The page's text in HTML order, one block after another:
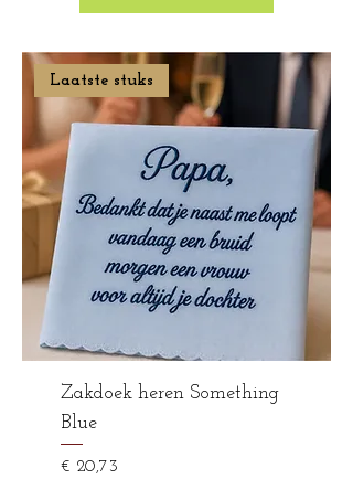
Laatste stuks
Zakdoek heren Something
Blue
Prijs
€ 20,73